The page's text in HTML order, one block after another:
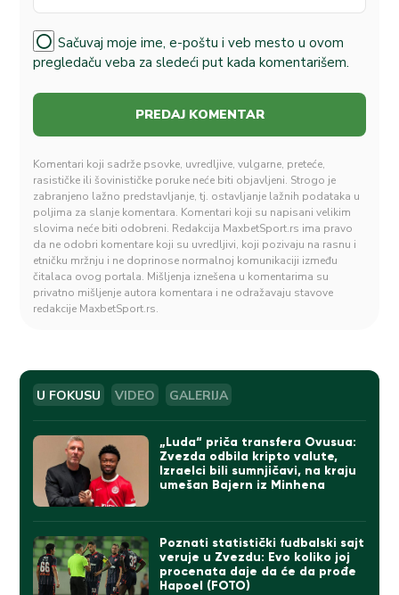
Sačuvaj moje ime, e-poštu i veb mesto u ovom
pregledaču veba za sledeći put kada komentarišem.
Komentari koji sadrže psovke, uvredljive, vulgarne, preteće,
rasističke ili šovinističke poruke neće biti objavljeni. Strogo je
zabranjeno lažno predstavljanje, tj. ostavljanje lažnih podataka u
poljima za slanje komentara. Komentari koji su napisani velikim
slovima neće biti odobreni. Redakcija MaxbetSport.rs ima pravo
da ne odobri komentare koji su uvredljivi, koji pozivaju na rasnu i
etničku mržnju i ne doprinose normalnoj komunikaciji između
čitalaca ovog portala. Mišljenja iznešena u komentarima su
privatno mišljenje autora komentara i ne odražavaju stavove
redakcije MaxbetSport.rs.
U FOKUSU VIDEO GALERIJA
„Luda“ priča transfera Ovusua:
Zvezda odbila kripto valute,
Izraelci bili sumnjičavi, na kraju
umešan Bajern iz Minhena
Poznati statistički fudbalski sajt
veruje u Zvezdu: Evo koliko joj
procenata daje da će da prođe
Hapoel (FOTO)